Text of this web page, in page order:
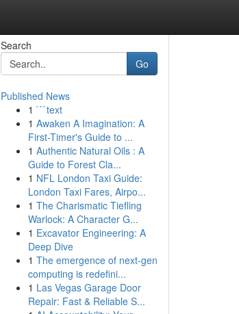
Search
Go
Published News
1 ```text
1 Awaken A Imagination: A
First-Timer's Guide to ...
1 Authentic Natural Oils : A
Guide to Forest Cla...
1 NFL London Taxi Guide:
London Taxi Fares, Airpo...
1 The Charismatic Tiefling
Warlock: A Character G...
1 Excavator Engineering: A
Deep Dive
1 The emergence of next-gen
computing is redefini...
1 Las Vegas Garage Door
Repair: Fast & Reliable S...